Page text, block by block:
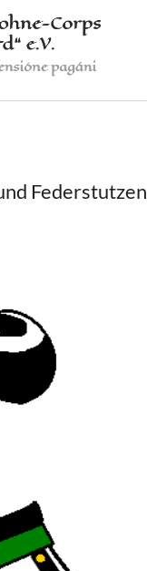
Federstutzen